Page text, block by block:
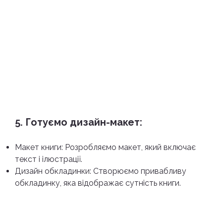
5. Готуємо дизайн-макет:
Макет книги: Розробляємо макет, який включає
текст і ілюстрації.
Дизайн обкладинки: Створюємо привабливу
обкладинку, яка відображає сутність книги.